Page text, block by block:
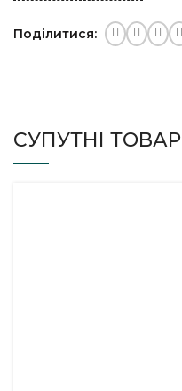
Поділитися
СУПУТНІ